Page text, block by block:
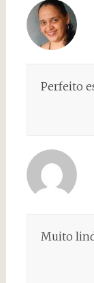
Perfeito
Muito